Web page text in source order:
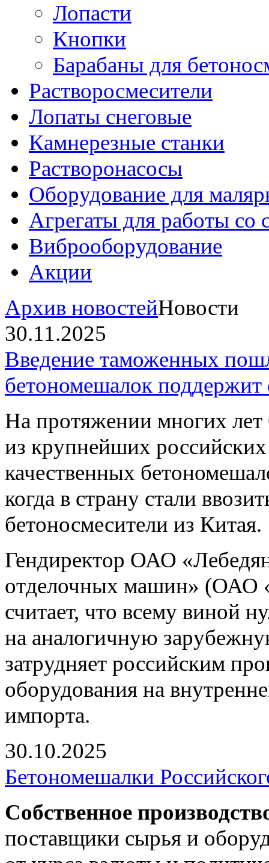
Лопасти
Кнопки
Барабаны для
Растворосмесители
Лопаты снеговые
Камнерезные станки
Растворонасосы
Оборудование для
Агрегаты для работы со
Виброоборудование
Акции
Архив новостейНовости
30.11.2025
Введение таможенных
бетономешалок поддержит
На протяжении многих
из крупнейших
качественных
когда в страну стали
бетоносмесители из Китая.
Гендиректор ОАО
отделочных машин»
считает, что всему виной
на аналогичную
затрудняет российским
оборудования на
импорта.
30.10.2025
Бетономешалки
Собственное
поставщики сырья и